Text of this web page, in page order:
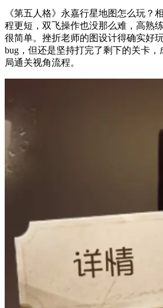
《第五人格》永嘉行星地图怎么玩？
程更短，双飞操作也没那么难，高熟
很简单。挫折老师的图设计得确实好
bug，但还是坚持打完了剩下的关卡
局通关视角流程。